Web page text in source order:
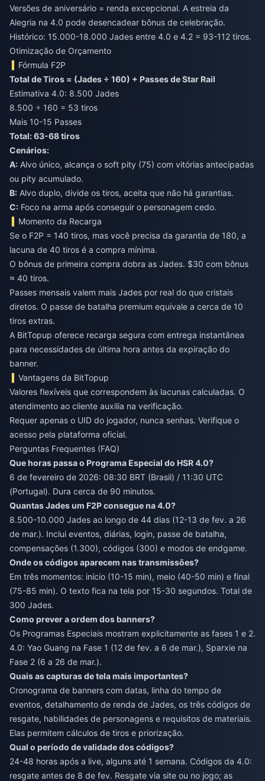
Versões de aniversário = renda excepcional. A estreia da
Alegria na 4.0 pode desencadear bônus de celebração.
Histórico: 15.000-18.000 Jades entre 4.0 e 4.2 = 93-112 tiros.
Otimização de Orçamento
Fórmula F2P
Total de Tiros = (Jades ÷ 160) + Passes de Star Rail
Estimativa 4.0: 8.500 Jades
8.500 ÷ 160 = 53 tiros
Mais 10-15 Passes
Total: 63-68 tiros
Cenários:
A: Alvo único, alcança o soft pity (75) com vitórias antecipadas
ou pity acumulado.
B: Alvo duplo, divide os tiros, aceita que não há garantias.
C: Foco na arma após conseguir o personagem cedo.
Momento da Recarga
Se o F2P = 140 tiros, mas você precisa da garantia de 180, a
lacuna de 40 tiros é a compra mínima.
O bônus de primeira compra dobra as Jades. $30 com bônus
≈ 40 tiros.
Passes mensais valem mais Jades por real do que cristais
diretos. O passe de batalha premium equivale a cerca de 10
tiros extras.
A BitTopup oferece recarga segura com entrega instantânea
para necessidades de última hora antes da expiração do
banner.
Vantagens da BitTopup
Valores flexíveis que correspondem às lacunas calculadas. O
atendimento ao cliente auxilia na verificação.
Requer apenas o UID do jogador, nunca senhas. Verifique o
acesso pela plataforma oficial.
Perguntas Frequentes (FAQ)
Que horas passa o Programa Especial do HSR 4.0?
6 de fevereiro de 2026: 08:30 BRT (Brasil) / 11:30 UTC
(Portugal). Dura cerca de 90 minutos.
Quantas Jades um F2P consegue na 4.0?
8.500-10.000 Jades ao longo de 44 dias (12-13 de fev. a 26
de mar.). Inclui eventos, diárias, login, passe de batalha,
compensações (1.300), códigos (300) e modos de endgame.
Onde os códigos aparecem nas transmissões?
Em três momentos: início (10-15 min), meio (40-50 min) e final
(75-85 min). O texto fica na tela por 15-30 segundos. Total de
300 Jades.
Como prever a ordem dos banners?
Os Programas Especiais mostram explicitamente as fases 1 e 2.
4.0: Yao Guang na Fase 1 (12 de fev. a 6 de mar.), Sparxie na
Fase 2 (6 a 26 de mar.).
Quais as capturas de tela mais importantes?
Cronograma de banners com datas, linha do tempo de
eventos, detalhamento de renda de Jades, os três códigos de
resgate, habilidades de personagens e requisitos de materiais.
Elas permitem cálculos de tiros e priorização.
Qual o período de validade dos códigos?
24-48 horas após a live, alguns até 1 semana. Códigos da 4.0:
resgate antes de 8 de fev. Resgate via site ou no jogo; as